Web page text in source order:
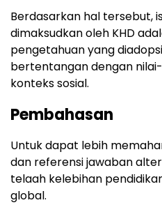
Berdasarkan hal tersebut,
dimaksudkan oleh KHD
pengetahuan yang
bertentangan dengan
konteks sosial.
Pembahasan
Untuk dapat lebih
dan referensi jawaban
telaah kelebihan
global.